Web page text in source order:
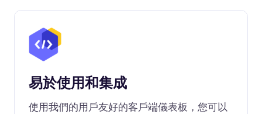
易於使用和集成
使用我們的用戶友好的客戶端儀表板，您可以